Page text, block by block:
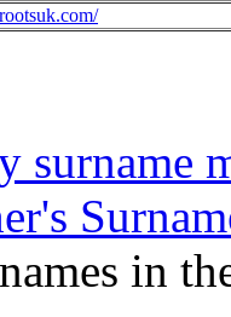
surname
in